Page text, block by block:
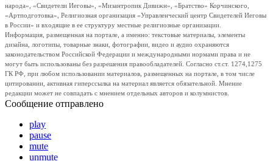
народа», «Свидетели Иеговы», «Мизантропик Дивижн», «Братство» Корчинского,
«Артподготовка», Религиозная организация «Управленческий центр Свидетелей Иеговы
в России» и входящие в ее структуру местные религиозные организации.
Информация, размещенная на портале, а именно: текстовые материалы, элементы
дизайна, логотипы, товарные знаки, фотографии, видео и аудио охраняются
законодательством Российской Федерации и международными нормами права и не
могут быть использованы без разрешения правообладателей. Согласно ст.ст. 1274,1275
ГК РФ, при любом использовании материалов, размещенных на портале, в том числе
цитировании, активная гиперссылка на материал является обязательной. Мнение
редакции может не совпадать с мнением отдельных авторов и колумнистов.
Сообщение отправлено
play
pause
mute
unmute